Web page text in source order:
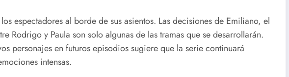
espectadores al borde de sus asientos. Las decisiones de Emiliano, el
Rodrigo y Paula son solo algunas de las tramas que se desarrollarán.
personajes en futuros episodios sugiere que la serie continuará
intensas.